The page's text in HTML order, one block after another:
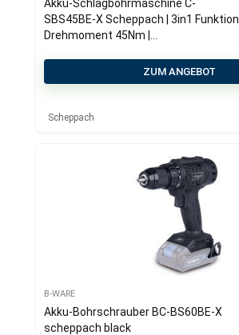
Akku-Schlagbohrmaschine C-
SBS45BE-X Scheppach | 3in1 Funktion |
Drehmoment 45Nm |
ZUM ANGEBOT
Scheppach
B-WARE
Akku-Bohrschrauber BC-BS60BE-X
scheppach black